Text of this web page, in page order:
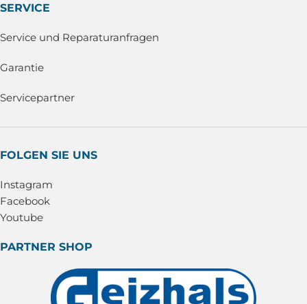
SERVICE
Service und Reparaturanfragen
Garantie
Servicepartner
FOLGEN SIE UNS
Instagram
Facebook
Youtube
PARTNER SHOP